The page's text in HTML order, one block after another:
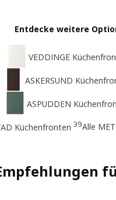
Entdecke weitere
VEDDINGE
ASKERSUND
ASPUDDEN
Küchenfronten 39Alle